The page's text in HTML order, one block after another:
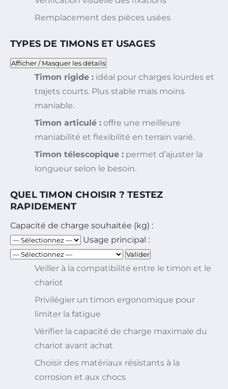
Remplacement des pièces usées
TYPES DE TIMONS ET USAGES
Afficher / Masquer les détails
Timon rigide : idéal pour charges lourdes et
trajets courts. Plus stable mais moins
maniable.
Timon articulé : offre une meilleure
maniabilité et flexibilité en terrain varié.
Timon télescopique : permet d’ajuster la
longueur selon le besoin.
QUEL TIMON CHOISIR ? TESTEZ
RAPIDEMENT
Capacité de charge souhaitée (kg) :
Usage principal :
Valider
Veiller à la compatibilité entre le timon et le
chariot
Privilégier un timon ergonomique pour
limiter la fatigue
Vérifier la capacité de charge maximale du
chariot avant achat
Choisir des matériaux résistants à la
corrosion et aux chocs